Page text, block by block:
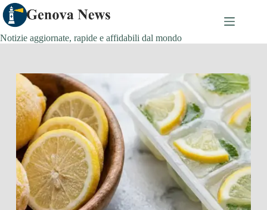
Salta
al
contenuto
Notizie aggiornate, rapide e affidabili dal mondo